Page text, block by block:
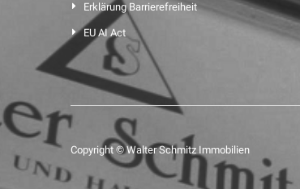
Erklärung Barrierefreiheit
EU AI Act
Copyright © Walter Schmitz Immobilien